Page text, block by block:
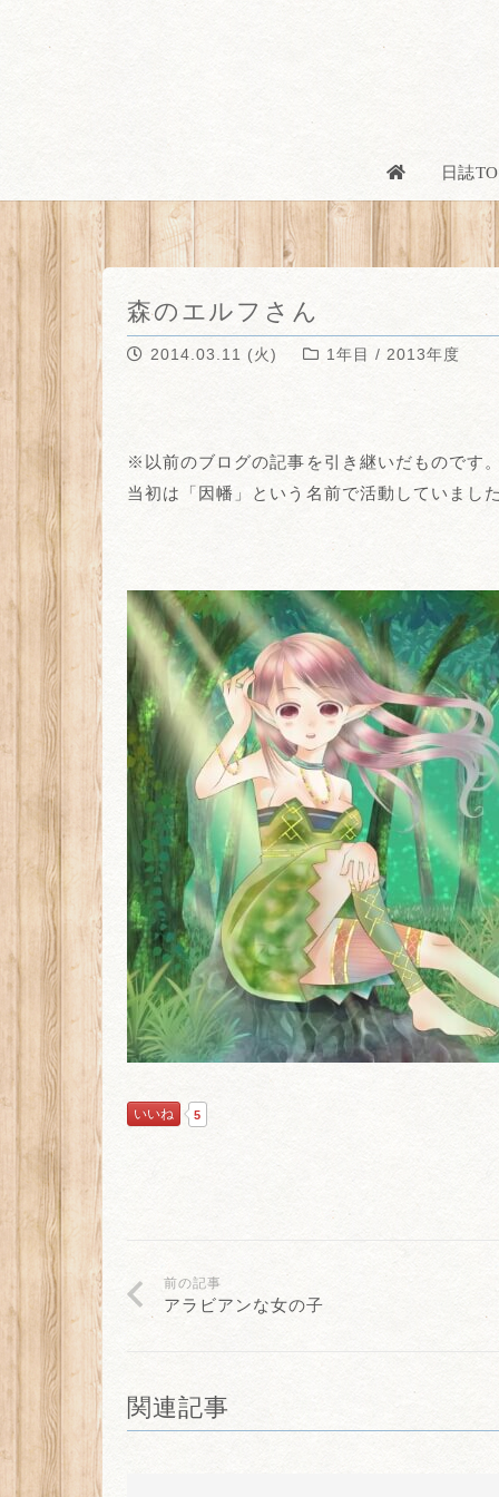
日誌
森のエルフさん
2014.03.11 (火) 1年目 / 2013年度
※以前のブログの記事を引き継いだものです
当初は「因幡」という名前で活動していまし
いいね 5
前の記事
アラビアンな女の子
関連記事